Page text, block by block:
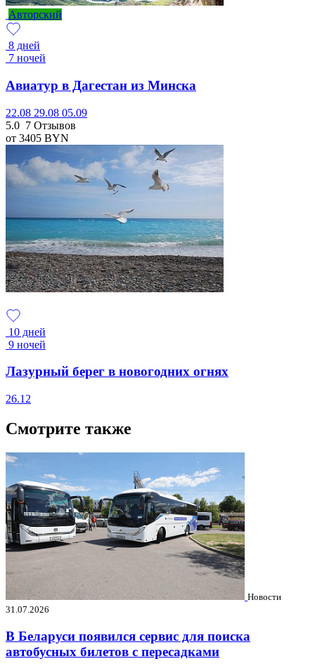
Авторский
8 дней
7 ночей
Авиатур в Дагестан из Минска
22.08 29.08 05.09
5.0 7 Отзывов
от 3405 BYN
10 дней
9 ночей
Лазурный берег в новогодних огнях
26.12
Смотрите также
Новости
31.07.2026
В Беларуси появился сервис для поиска
автобусных билетов с пересадками